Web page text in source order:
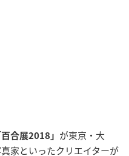
百合展2018」 が東京・大
家といったクリエイターが